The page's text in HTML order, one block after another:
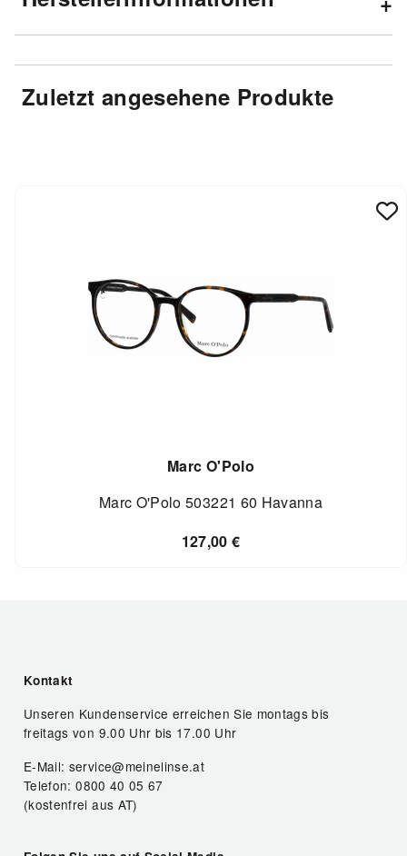
Zuletzt angesehene Produkte
Marc O'Polo
Marc O'Polo 503221 60 Havanna
127,00€
Kontakt
Unseren Kundenservice erreichen Sie montags bis
freitags von 9.00 Uhr bis 17.00 Uhr
E-Mail: service@meinelinse.at
Telefon: 0800 40 05 67
(kostenfrei aus AT)